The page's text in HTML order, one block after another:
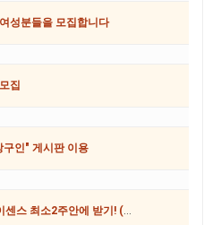
성분들을 모집합니다
집
인" 게시판 이용
받기! (요리, 페인팅, 용접, 차일드케어 등등)